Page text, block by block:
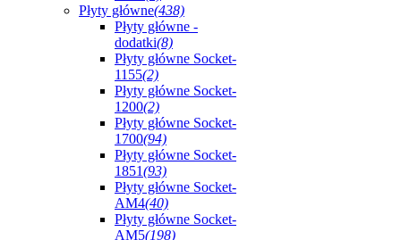
Płyty główne(438)
Płyty główne -
dodatki(8)
Płyty główne Socket-
1155(2)
Płyty główne Socket-
1200(2)
Płyty główne Socket-
1700(94)
Płyty główne Socket-
1851(93)
Płyty główne Socket-
AM4(40)
Płyty główne Socket-
AM5(198)